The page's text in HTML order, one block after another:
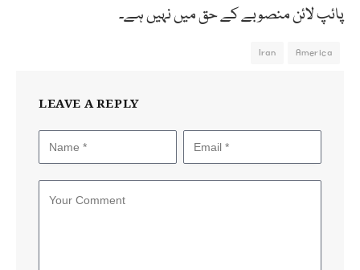
پائپ لائن منصوبے کے حق میں نہیں ہے۔
America
Iran
LEAVE A REPLY